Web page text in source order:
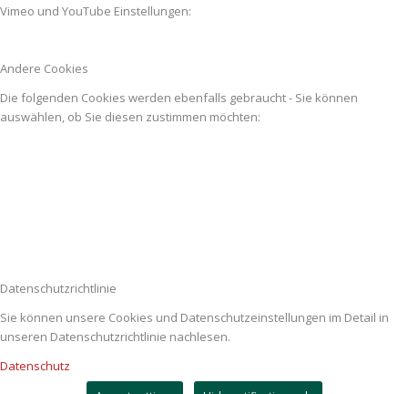
Vimeo und YouTube Einstellungen:
Andere Cookies
Die folgenden Cookies werden ebenfalls gebraucht - Sie können
auswählen, ob Sie diesen zustimmen möchten:
Datenschutzrichtlinie
Sie können unsere Cookies und Datenschutzeinstellungen im Detail in
unseren Datenschutzrichtlinie nachlesen.
Datenschutz